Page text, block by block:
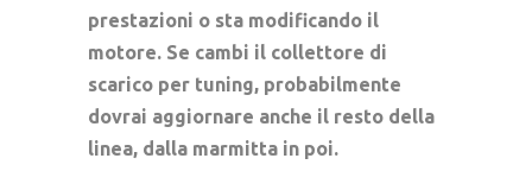
prestazioni o sta modificando il
motore. Se cambi il collettore di
scarico per tuning, probabilmente
dovrai aggiornare anche il resto della
linea, dalla marmitta in poi.